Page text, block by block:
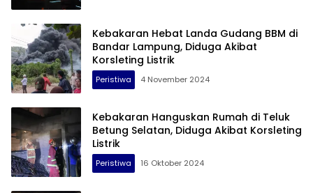
Kebakaran Hebat Landa Gudang BBM di
Bandar Lampung, Diduga Akibat
Korsleting Listrik
Peristiwa 4 November 2024
Kebakaran Hanguskan Rumah di Teluk
Betung Selatan, Diduga Akibat Korsleting
Listrik
Peristiwa 16 Oktober 2024